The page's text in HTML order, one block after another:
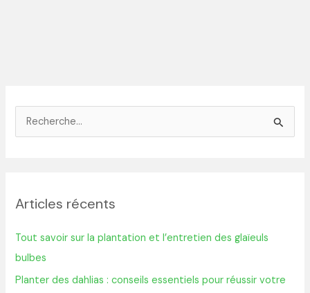
e
c
h
e
Articles récents
Tout savoir sur la plantation et l’entretien des glaïeuls
bulbes
Planter des dahlias : conseils essentiels pour réussir votre